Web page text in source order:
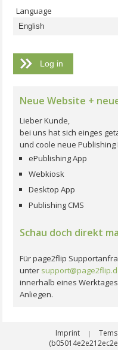
Language
Neue Website +
Lieber Kunde,
bei uns hat sich einges
und coole neue
ePublishing App
Webkiosk
Desktop App
Publishing CMS
Schau doch direkt
Für page2flip
unter
innerhalb eines
Anliegen.
Imprint |